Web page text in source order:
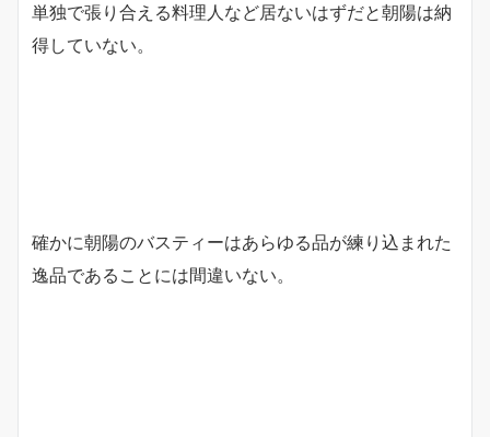
単独で張り合える料理人など居ないはずだと朝陽は納
得していない。
確かに朝陽のバスティーはあらゆる品が練り込まれた
逸品であることには間違いない。